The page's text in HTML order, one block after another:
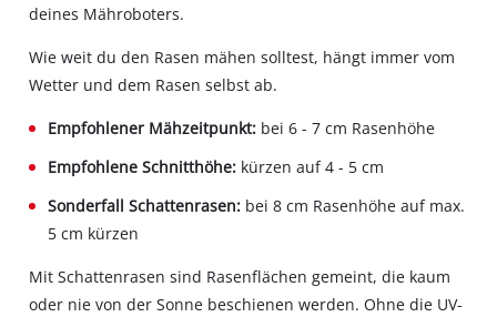
deines Mähroboters.
Wie weit du den Rasen mähen solltest, hängt immer vom
Wetter und dem Rasen selbst ab.
Empfohlener Mähzeitpunkt: bei 6 - 7 cm Rasenhöhe
Empfohlene Schnitthöhe: kürzen auf 4 - 5 cm
Sonderfall Schattenrasen: bei 8 cm Rasenhöhe auf max.
5 cm kürzen
Mit Schattenrasen sind Rasenflächen gemeint, die kaum
oder nie von der Sonne beschienen werden. Ohne die UV-